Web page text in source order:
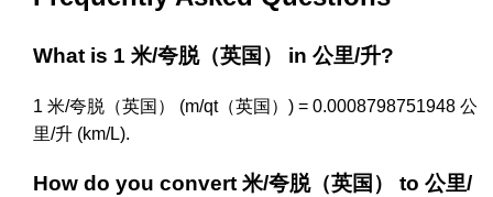
What is 1 米/夸脱（英国） in 公里/升?
1 米/夸脱（英国） (m/qt（英国）) = 0.0008798751948 公
里/升 (km/L).
How do you convert 米/夸脱（英国） to 公里/